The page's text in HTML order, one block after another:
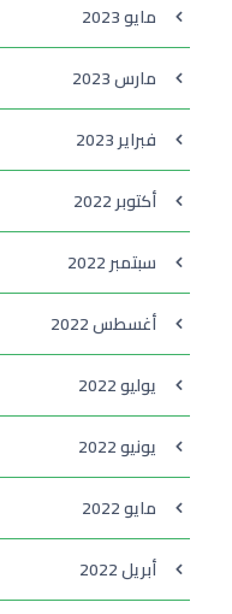
مايو 2023
مارس 2023
فبراير 2023
أكتوبر 2022
سبتمبر 2022
أغسطس 2022
يوليو 2022
يونيو 2022
مايو 2022
أبريل 2022